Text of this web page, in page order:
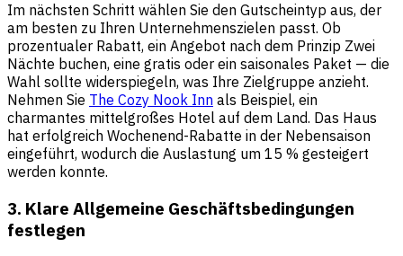
Im nächsten Schritt wählen Sie den Gutscheintyp aus, der
am besten zu Ihren Unternehmenszielen passt. Ob
prozentualer Rabatt, ein Angebot nach dem Prinzip Zwei
Nächte buchen, eine gratis oder ein saisonales Paket — die
Wahl sollte widerspiegeln, was Ihre Zielgruppe anzieht.
Nehmen Sie The Cozy Nook Inn als Beispiel, ein
charmantes mittelgroßes Hotel auf dem Land. Das Haus
hat erfolgreich Wochenend-Rabatte in der Nebensaison
eingeführt, wodurch die Auslastung um 15 % gesteigert
werden konnte.
3. Klare Allgemeine Geschäftsbedingungen
festlegen